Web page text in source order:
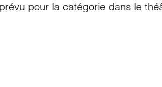
pour la catégorie dans le